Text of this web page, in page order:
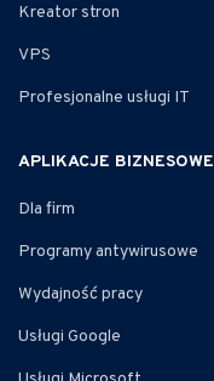
Kreator stron
VPS
Profesjonalne usługi IT
APLIKACJE BIZNESOWE
Dla firm
Programy antywirusowe
Wydajność pracy
Usługi Google